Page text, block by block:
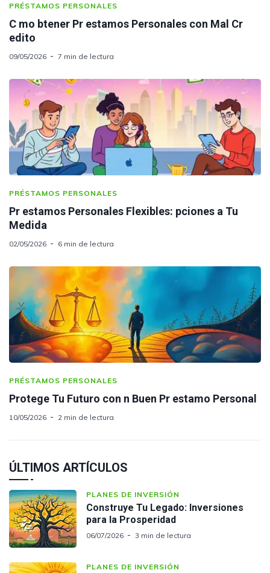
PRÉSTAMOS PERSONALES
C mo btener Pr estamos Personales con Mal Cr
edito
09/05/2026 7 min de lectura
PRÉSTAMOS PERSONALES
Pr estamos Personales Flexibles: pciones a Tu
Medida
02/05/2026 6 min de lectura
PRÉSTAMOS PERSONALES
Protege Tu Futuro con n Buen Pr estamo Personal
10/05/2026 2 min de lectura
ÚLTIMOS ARTÍCULOS
PLANES DE INVERSIÓN
Construye Tu Legado: Inversiones
para la Prosperidad
06/07/2026 3 min de lectura
PLANES DE INVERSIÓN